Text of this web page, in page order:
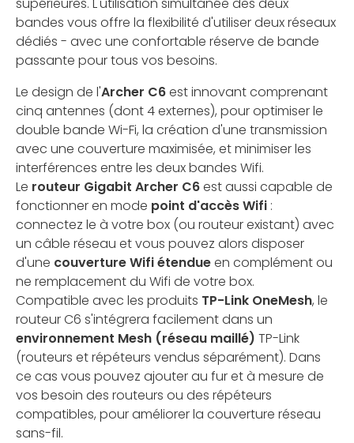
bandes vous offre la flexibilité d'utiliser deux réseaux
dédiés - avec une confortable réserve de bande
passante pour tous vos besoins.
Le design de l'Archer C6est innovant comprenant
cinq antennes (dont 4 externes), pour optimiser le
double bande Wi-Fi, la création d'une transmission
avec une couverture maximisée, et minimiser les
interférences entre les deux bandes Wifi.
Le routeur Gigabit Archer C6est aussi capable de
fonctionner en mode point d'accès Wifi :
connectez le à votre box (ou routeur existant) avec
un câble réseau et vous pouvez alors disposer
d'une couverture Wifi étendueen complément ou
ne remplacement du Wifi de votre box.
Compatible avec les produits TP-Link OneMesh, le
routeur C6 s'intégrera facilement dans un
environnement Mesh (réseau maillé) TP-Link
(routeurs et répéteurs vendus séparément). Dans
ce cas vous pouvez ajouter au fur et à mesure de
vos besoin des routeurs ou des répéteurs
compatibles, pour améliorer la couverture réseau
sans-fil.